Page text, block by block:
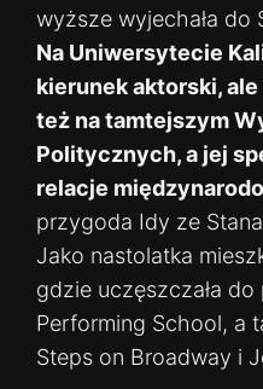
wyższe wyjechała do
Na Uniwersytecie
kierunek aktorski,
też na tamtejszym
Politycznych, a jej
relacje
przygoda Idy ze
Jako nastolatka
gdzie uczęszczała
Performing School, a
Steps on Broadway i